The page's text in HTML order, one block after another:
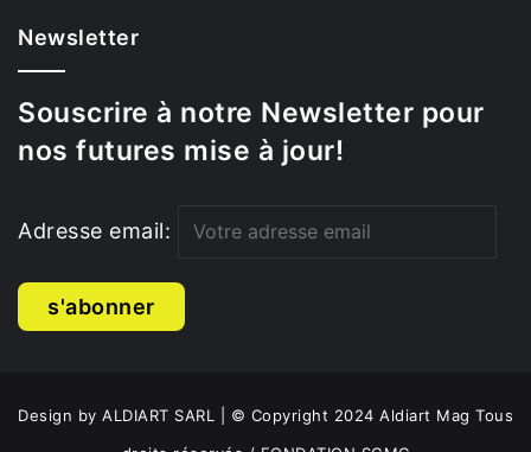
Newsletter
Souscrire à notre Newsletter pour
nos futures mise à jour!
Adresse email:
Design by ALDIART SARL | © Copyright 2024 Aldiart Mag Tous